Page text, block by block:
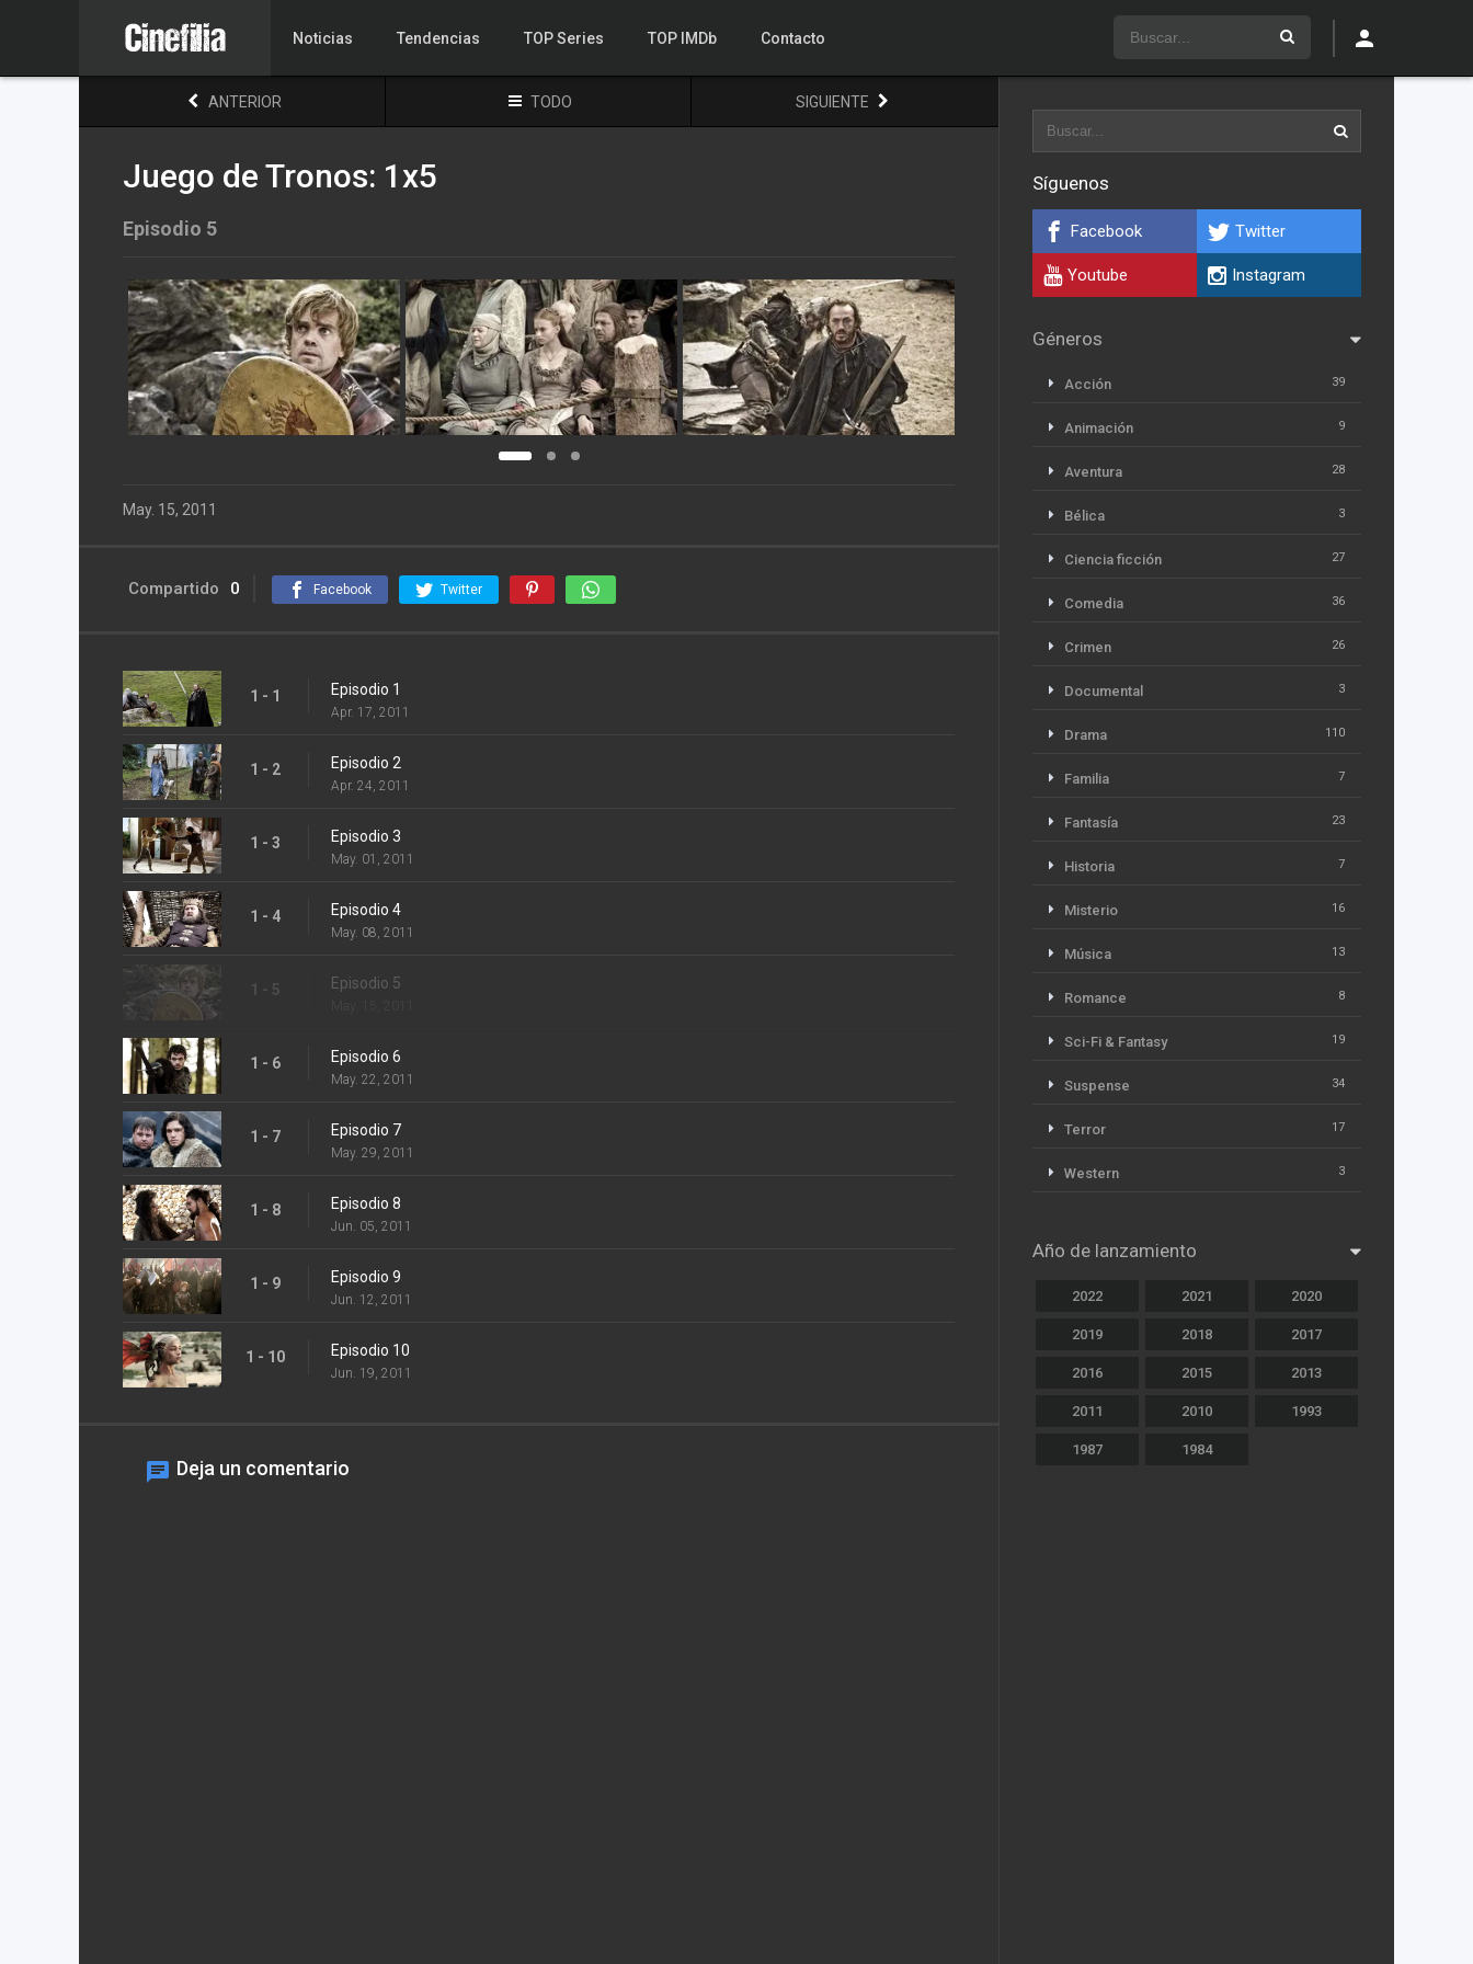
Noticias Tendencias TOP Series TOP IMDb Contacto
ANTERIOR TODO SIGUIENTE
Juego de Tronos: 1x5
Episodio 5
May. 15, 2011
Compartido 0 Facebook Twitter
1 - 1 Episodio 1
Apr. 17, 2011
1 - 2 Episodio 2
Apr. 24, 2011
1 - 3 Episodio 3
May. 01, 2011
1 - 4 Episodio 4
May. 08, 2011
1 - 5 Episodio 5
1 - 6 Episodio 6
May. 22, 2011
1 - 7 Episodio 7
May. 29, 2011
1 - 8 Episodio 8
Jun. 05, 2011
1 - 9 Episodio 9
Jun. 12, 2011
1 - 10 Episodio 10
Jun. 19, 2011
Deja un comentario
Síguenos
Facebook Twitter
Youtube Instagram
Géneros
Acción 39
Animación 9
Aventura 28
Bélica 3
Ciencia ficción 27
Comedia 36
Crimen 26
Documental 3
Drama 110
Familia 7
Fantasía 23
Historia 7
Misterio 16
Música 13
Romance 8
Sci-Fi & Fantasy 19
Suspense 34
Terror 17
Western 3
Año de lanzamiento
2022 2021 2020
2019 2018 2017
2016 2015 2013
2011 2010 1993
1987 1984